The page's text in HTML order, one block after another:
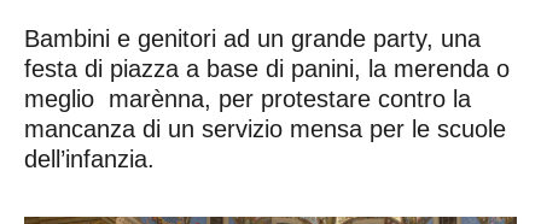
Bambini e genitori ad un grande party, una
festa di piazza a base di panini, la merenda o
meglio marènna, per protestare contro la
mancanza di un servizio mensa per le scuole
dell’infanzia.